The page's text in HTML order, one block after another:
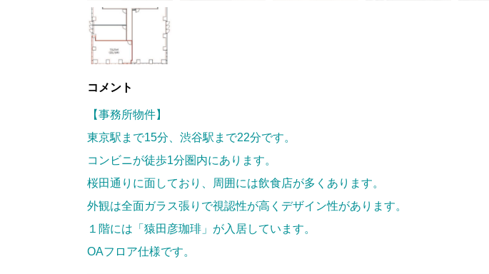
コメント
【事務所物件】
東京駅まで15分、渋谷駅まで22分です。
コンビニが徒歩1分圏内にあります。
桜田通りに面しており、周囲には飲食店が多くあります。
外観は全面ガラス張りで視認性が高くデザイン性があります。
１階には「猿田彦珈琲」が入居しています。
OAフロア仕様です。